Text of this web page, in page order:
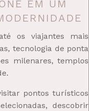
EM UM
os viajantes mais
tecnologia de ponta
milenares, templos
pontos turísticos
descobrir